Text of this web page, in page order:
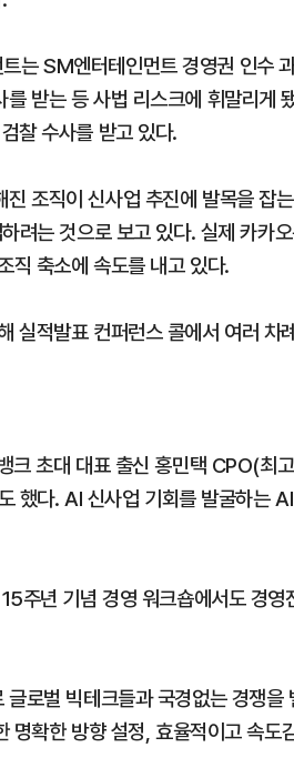
는 SM엔터테인먼트 경영권 인수
받는 등 사법 리스크에 휘말리게
찰 수사를 받고 있다.
진 조직이 신사업 추진에 발목을 잡
려는 것으로 보고 있다. 실제 카카
직 축소에 속도를 내고 있다.
실적발표 컨퍼런스 콜에서 여러
크 초대 대표 출신 홍민택 CPO(최
했다. AI 신사업 기회를 발굴하는
주년 기념 경영 워크숍에서도 경
로벌 빅테크들과 국경없는 경쟁
명확한 방향 설정, 효율적이고 속